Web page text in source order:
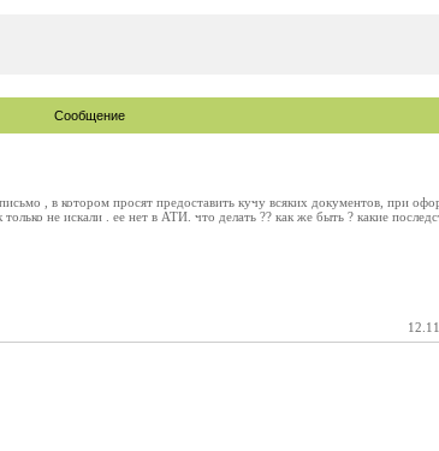
Сообщение
, в котором просят предоставить кучу всяких документов, при
не искали . ее нет в АТИ. что делать ?? как же быть ? какие